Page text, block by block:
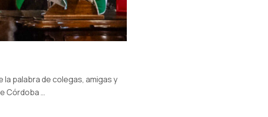
palabra de colegas, amigas y
Córdoba …